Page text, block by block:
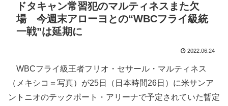
ドタキャン常習犯のマルティネスまた欠
場 今週末アローヨとの“WBCフライ級統
一戦”は延期に
2022.06.24
WBCフライ級王者フリオ・セサール・マルティネス
（メキシコ＝写真）が25日（日本時間26日）に米サンア
ントニオのテックポート・アリーナで予定されていた暫定